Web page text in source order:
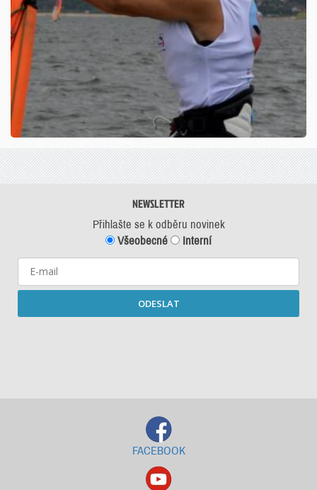
NEWSLETTER
Přihlašte se k odběru novinek
Všeobecné
Interní
ODESLAT
FACEBOOK